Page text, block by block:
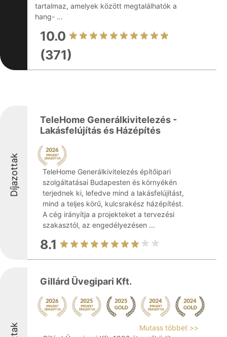
tartalmaz, amelyek között megtalálhatók a
hang- ...
10.0
(371)
Díjazottak
TeleHome Generálkivitelezés -
Lakásfelújítás és Házépítés
TeleHome Generálkivitelezés építőipari
szolgáltatásai Budapesten és környékén
terjednek ki, lefedve mind a lakásfelújítást,
mind a teljes körű, kulcsrakész házépítést.
A cég irányítja a projekteket a tervezési
szakasztól, az engedélyezésen ...
8.1
Gillárd Üvegipari Kft.
Mutass többet >>